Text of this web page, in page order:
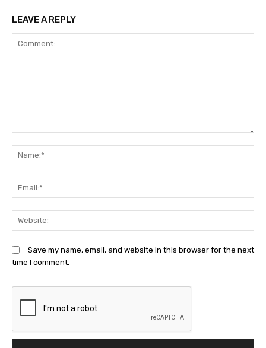
LEAVE A REPLY
Save my name, email, and website in this browser for the next
time I comment.